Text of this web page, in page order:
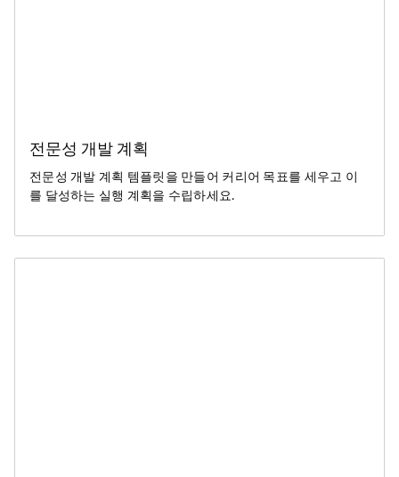
전문성 개발 계획
전문성 개발 계획 템플릿을 만들어 커리어 목표를 세우고 이
를 달성하는 실행 계획을 수립하세요.